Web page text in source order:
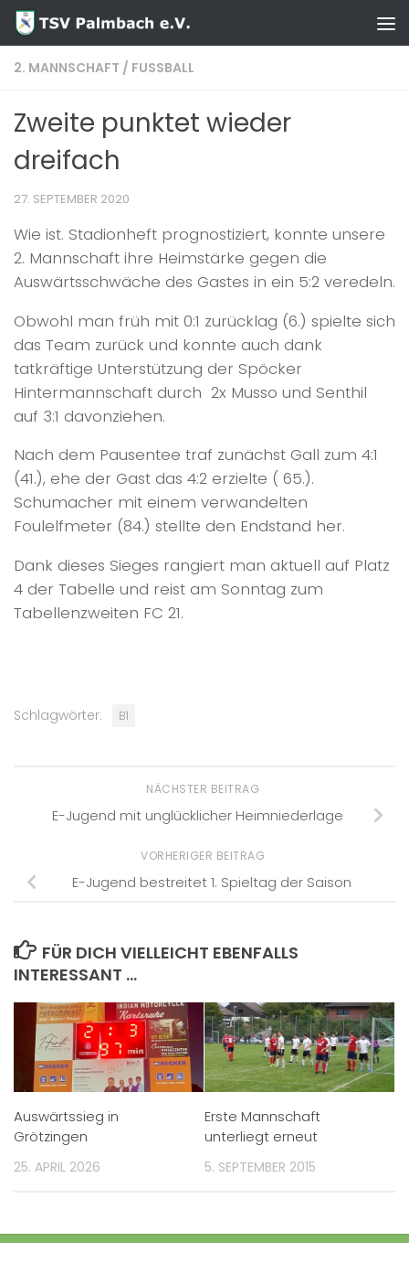
Zum Inhalt springen
2. MANNSCHAFT / FUSSBALL
Zweite punktet wieder
dreifach
27. SEPTEMBER 2020
Wie ist. Stadionheft prognostiziert, konnte unsere
2. Mannschaft ihre Heimstärke gegen die
Auswärtsschwäche des Gastes in ein 5:2 veredeln.
Obwohl man früh mit 0:1 zurücklag (6.) spielte sich
das Team zurück und konnte auch dank
tatkräftige Unterstützung der Spöcker
Hintermannschaft durch 2x Musso und Senthil
auf 3:1 davonziehen.
Nach dem Pausentee traf zunächst Gall zum 4:1
(41.), ehe der Gast das 4:2 erzielte ( 65.).
Schumacher mit einem verwandelten
Foulelfmeter (84.) stellte den Endstand her.
Dank dieses Sieges rangiert man aktuell auf Platz
4 der Tabelle und reist am Sonntag zum
Tabellenzweiten FC 21.
Schlagwörter: B1
NÄCHSTER BEITRAG
E-Jugend mit unglücklicher Heimniederlage
VORHERIGER BEITRAG
E-Jugend bestreitet 1. Spieltag der Saison
FÜR DICH VIELLEICHT EBENFALLS
INTERESSANT …
Auswärtssieg in
Grötzingen
25. APRIL 2026
Erste Mannschaft
unterliegt erneut
5. SEPTEMBER 2015